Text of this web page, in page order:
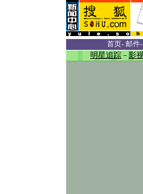
首页- 邮件-
明星追踪 － 影